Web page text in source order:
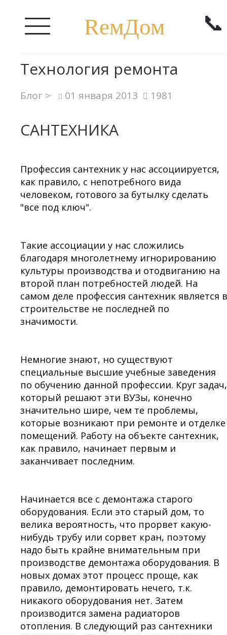
RемДом 📞
Технология ремонта
Блог > 01 января 2013 1981
САНТЕХНИКА
Профессия сантехник у нас ассоциируется,
как правило, с непотребного вида
человеком, готового за бутылку сделать
"все под ключ".
Такие ассоциации у нас сложились
благодаря многолетнему игнорированию
культуры производства и отодвиганию на
второй план потребностей людей. На
самом деле профессия сантехник является в
строительстве не последней по
значимости.
Немногие знают, но существуют
специальные высшие учебные заведения
по обучению данной профессии. Круг задач,
который решают эти ВУЗы, конечно
значительно шире, чем те проблемы,
которые возникают при ремонте и отделке
помещений. Работу на объекте сантехник,
как правило, начинает первым и
заканчивает последним.
Начинается все с демонтажа старого
оборудования. Если это старый дом, то
велика вероятность, что прорвет какую-
нибудь трубу или сорвет кран, поэтому
надо быть крайне внимательным при
производстве демонтажа оборудования. В
новых домах этот процесс проще, как
правило, демонтировать нечего, т.к.
никакого оборудования нет. Затем
производится замена радиаторов
отопления. В следующий раз сантехники